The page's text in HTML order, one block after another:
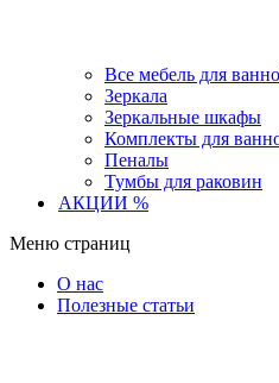
Все мебель для
Зеркала
Зеркальные шкафы
Комплекты для
Пеналы
Тумбы для раковин
АКЦИИ %
Меню страниц
О нас
Полезные статьи